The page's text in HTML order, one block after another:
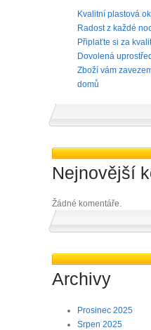
Kvalitní plastová
Radost z každé
Připlaťte si za
Dovolená
Zboží vám
domů
Nejnovější
Žádné komentáře.
Archivy
Prosinec 2025
Srpen 2025